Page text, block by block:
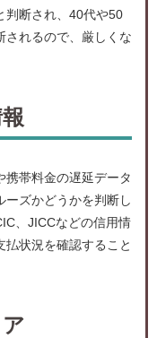
判断され、40代や50
されるので、厳しくな
携帯料金の遅延データ
ーズかどうかを判断し
、JICCなどの信用情
状況を確認すること